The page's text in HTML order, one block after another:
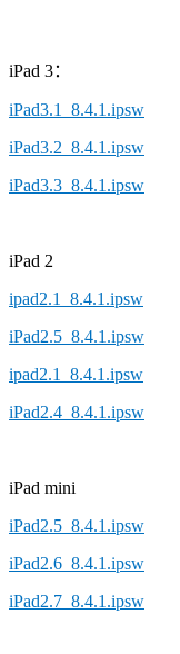
iPad 3：
iPad3.1_8.4.1.ipsw
iPad3.2_8.4.1.ipsw
iPad3.3_8.4.1.ipsw
iPad 2
ipad2.1_8.4.1.ipsw
iPad2.5_8.4.1.ipsw
ipad2.1_8.4.1.ipsw
iPad2.4_8.4.1.ipsw
iPad mini
iPad2.5_8.4.1.ipsw
iPad2.6_8.4.1.ipsw
iPad2.7_8.4.1.ipsw